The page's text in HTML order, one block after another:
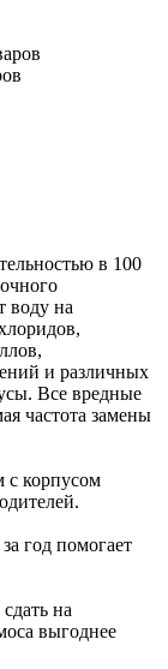
в 100
воду на
и различных
Все вредные
частота замены
с корпусом
год помогает
на
выгоднее